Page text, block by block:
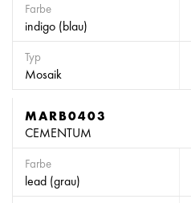
Farbe
indigo (blau)
Typ
Mosaik
MARB0403
CEMENTUM
Farbe
lead (grau)